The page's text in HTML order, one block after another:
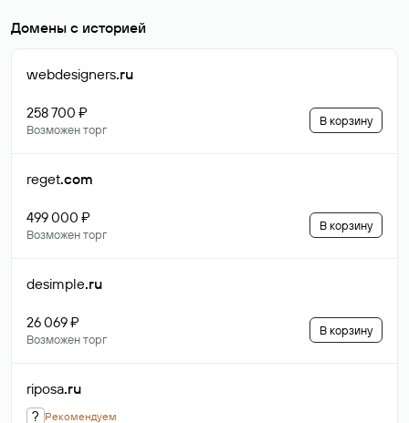
Домены с историей
webdesigners.ru
258 700 ₽
Возможен торг
В корзину
reget.com
499 000 ₽
Возможен торг
В корзину
desimple.ru
26 069 ₽
Возможен торг
В корзину
riposa.ru
? Рекомендуем